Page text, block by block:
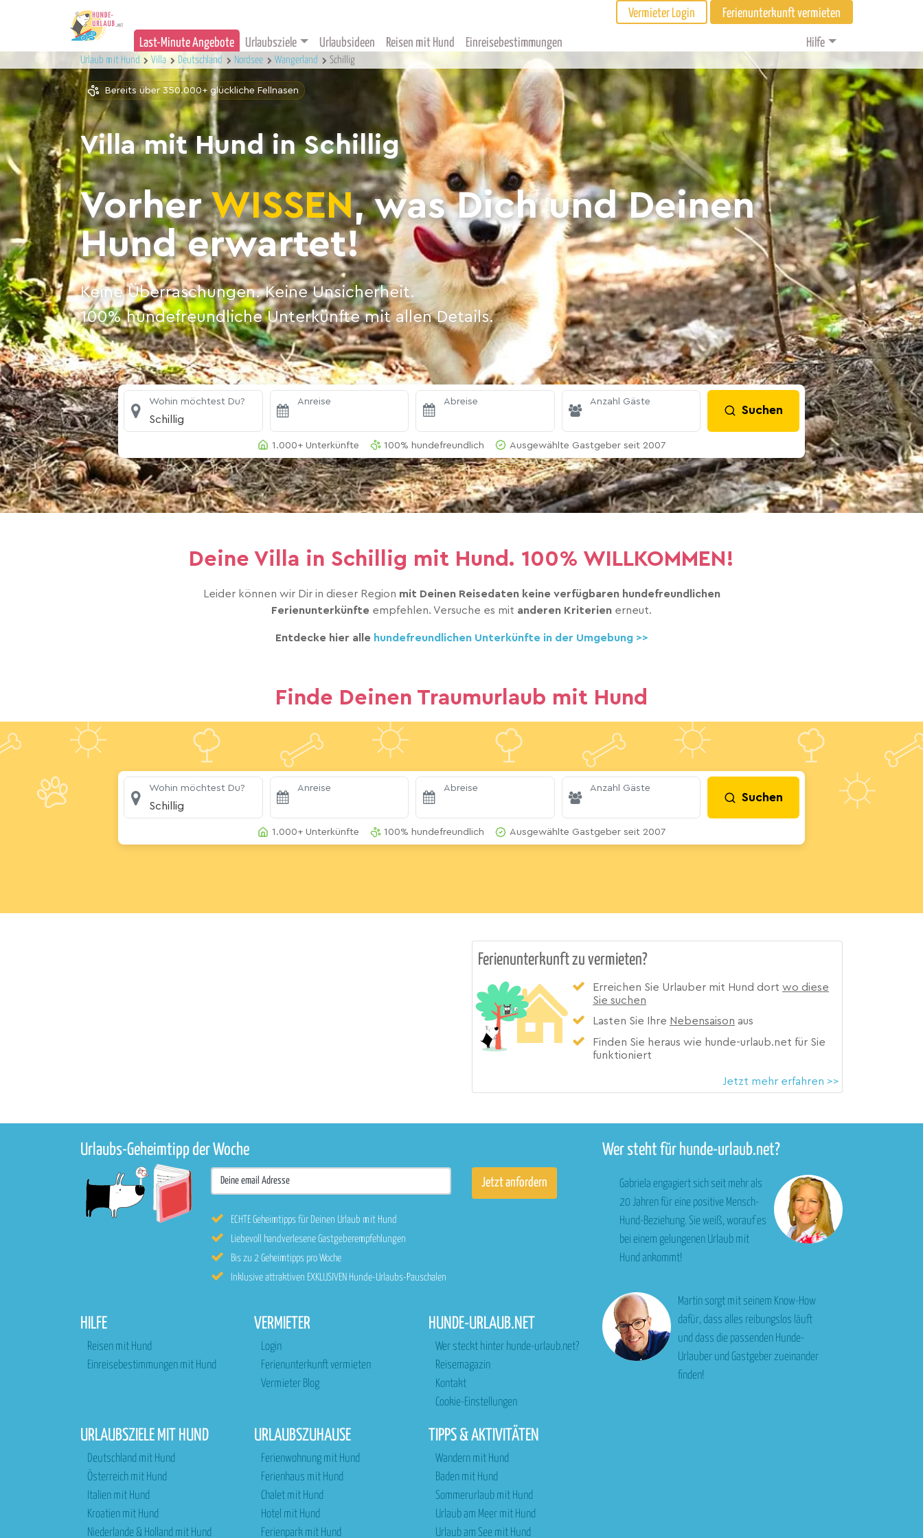
Vermieter Login Ferienunterkunft vermieten
Last-Minute Angebote Urlaubsziele Urlaubsideen Reisen mit Hund Einreisebestimmungen Hilfe
Urlaub mit Hund Villa Deutschland Nordsee Wangerland Schillig
Bereits über 350.000+ glückliche Fellnasen
Villa mit Hund in Schillig
VorherWISSEN, was Dich und Deinen
Hund erwartet!
Keine Überraschungen. Keine Unsicherheit.
100% hundefreundliche Unterkünfte mit allen Details.
Wohin möchtest Du?
Schillig
Anreise Abreise Anzahl Gäste
Suchen
1.000+ Unterkünfte 100% hundefreundlich Ausgewählte Gastgeber seit 2007
Deine Villa in Schillig mit Hund. 100% WILLKOMMEN!
Leider können wir Dir in dieser Region mit Deinen Reisedaten keine verfügbaren hundefreundlichen
Ferienunterkünfte empfehlen. Versuche es mit anderen Kriterien erneut.
Entdecke hier alle hundefreundlichen Unterkünfte in der Umgebung >>
Finde Deinen Traumurlaub mit Hund
Wohin möchtest Du?
Schillig
Anreise Abreise Anzahl Gäste
Suchen
1.000+ Unterkünfte 100% hundefreundlich Ausgewählte Gastgeber seit 2007
Ferienunterkunft zu vermieten?
Erreichen Sie Urlauber mit Hund dort wo diese
Sie suchen
Lasten Sie Ihre Nebensaison aus
Finden Sie heraus wie hunde-urlaub.net für Sie
funktioniert
Jetzt mehr erfahren >>
Urlaubs-Geheimtipp der Woche
ECHTE Geheimtipps für Deinen Urlaub mit Hund
Liebevoll handverlesene Gastgeberempfehlungen
Bis zu 2 Geheimtipps pro Woche
Inklusive attraktiven EXKLUSIVEN Hunde-Urlaubs-Pauschalen
HILFE
Reisen mit Hund
Einreisebestimmungen mit Hund
VERMIETER
Login
Ferienunterkunft vermieten
Vermieter Blog
HUNDE-URLAUB.NET
Wer steckt hinter hunde-urlaub.net?
Reisemagazin
Kontakt
Cookie-Einstellungen
URLAUBSZIELE MIT HUND
Deutschland mit Hund
Österreich mit Hund
Italien mit Hund
Kroatien mit Hund
Niederlande & Holland mit Hund
URLAUBSZUHAUSE
Ferienwohnung mit Hund
Ferienhaus mit Hund
Chalet mit Hund
Hotel mit Hund
Ferienpark mit Hund
TIPPS & AKTIVITÄTEN
Wandern mit Hund
Baden mit Hund
Sommerurlaub mit Hund
Urlaub am Meer mit Hund
Urlaub am See mit Hund
Wer steht für hunde-urlaub.net?
Gabriela engagiert sich seit mehr als
20 Jahren für eine positive Mensch-
Hund-Beziehung. Sie weiß, worauf es
bei einem gelungenen Urlaub mit
Hund ankommt!
Martin sorgt mit seinem Know-How
dafür, dass alles reibungslos läuft
und dass die passenden Hunde-
Urlauber und Gastgeber zueinander
finden!